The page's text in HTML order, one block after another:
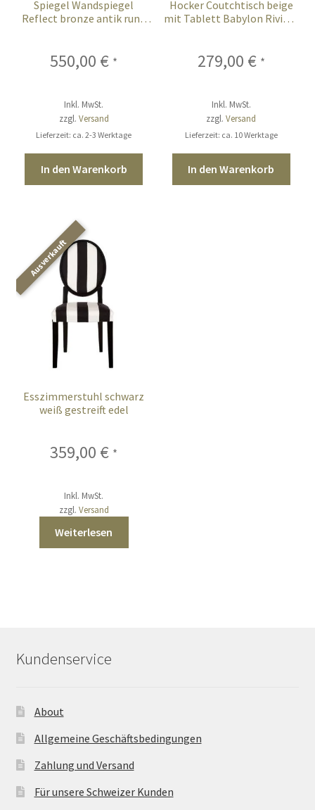
Spiegel Wandspiegel
Reflect bronze antik rund
550,00 € *
Inkl. MwSt.
zzgl. Versand
Lieferzeit: ca. 2-3 Werktage
In den Warenkorb
Hocker Coutchtisch beige
mit Tablett Babylon Riviera
279,00 € *
Inkl. MwSt.
zzgl.Versand
Lieferzeit: ca. 10 Werktage
In den Warenkorb
Esszimmerstuhl schwarz
weiß gestreift edel
359,00 € *
Inkl. MwSt.
zzgl. Versand
Weiterlesen
Kundenservice
About
Allgemeine Geschäftsbedingungen
Zahlung und Versand
Für unsere Schweizer Kunden